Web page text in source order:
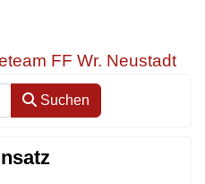
FF Wr. Neustadt
Suchen